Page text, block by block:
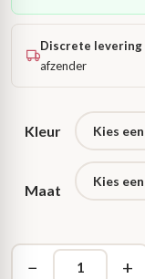
Discrete levering
afzender
Kleur
Maat
− +